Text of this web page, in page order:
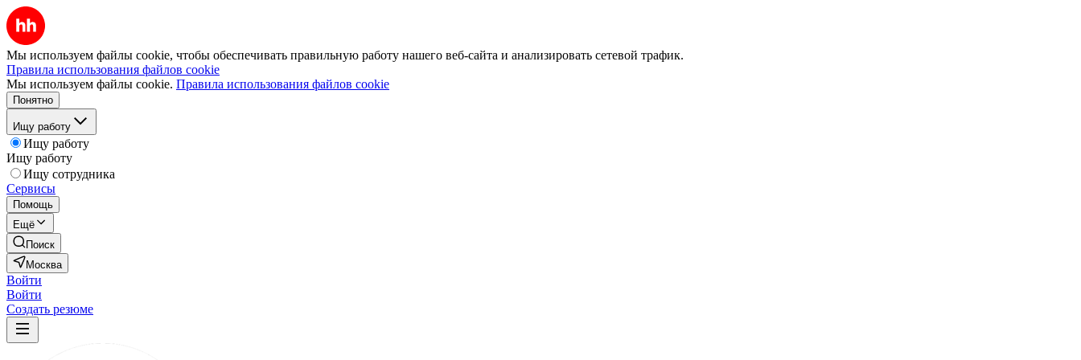
Мы используем файлы cookie, чтобы обеспечивать правильную работу нашего веб-сайта и анализировать сетевой трафик.
Правила использования файлов cookie
Мы используем файлы cookie. Правила использования файлов cookie
Понятно
Ищу работу
Ищу работу
Ищу работу
Ищу сотрудника
Сервисы
Помощь
Ещё
Поиск
Москва
Войти
Войти
Создать резюме